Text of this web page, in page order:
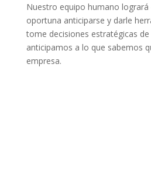
Nuestro equipo humano
oportuna anticiparse y darle
tome decisiones estratégicas
anticipamos a lo que sabemos
empresa.